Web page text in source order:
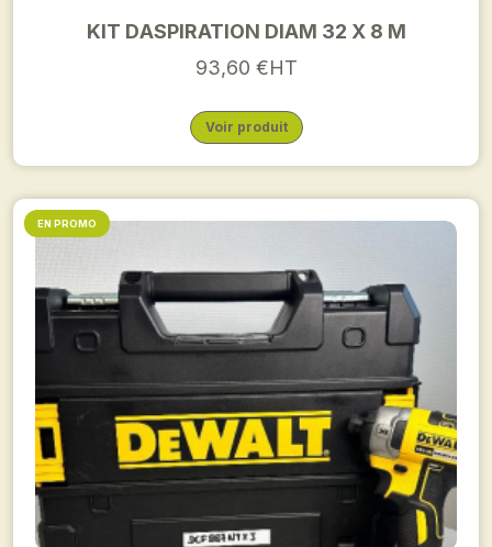
KIT DASPIRATION DIAM 32 X 8 M
93,60 €HT
Voir produit
EN PROMO